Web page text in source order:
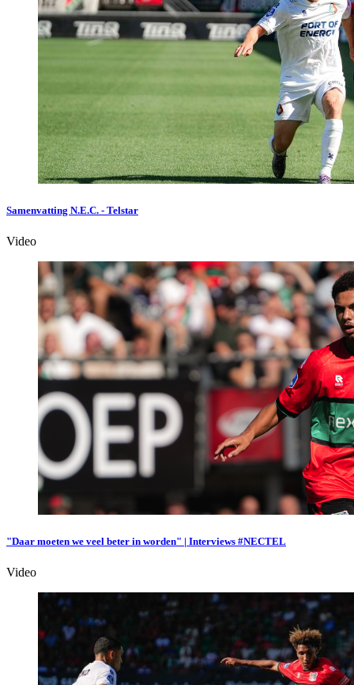
Samenvatting N.E.C. - Telstar
Video
"Daar moeten we veel beter in worden" | Interviews #NECTEL
Video